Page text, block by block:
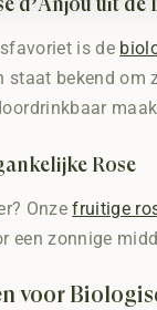
is de
staat bekend
Rosé
Onzefruitige
een zonnige
voor